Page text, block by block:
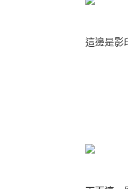
這邊是影